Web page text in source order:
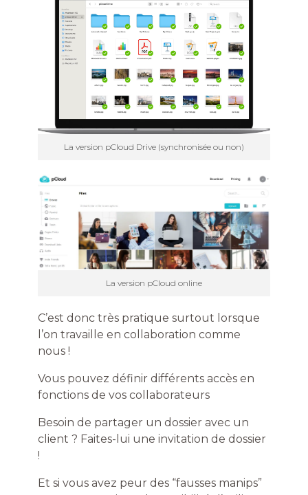
La version pCloud Drive (synchronisée ou non)
La version pCloud online
C’est donc très pratique surtout lorsque
l’on travaille en collaboration comme
nous !
Vous pouvez définir différents accès en
fonctions de vos collaborateurs
Besoin de partager un dossier avec un
client ? Faites-lui une invitation de dossier
!
Et si vous avez peur des “fausses manips”